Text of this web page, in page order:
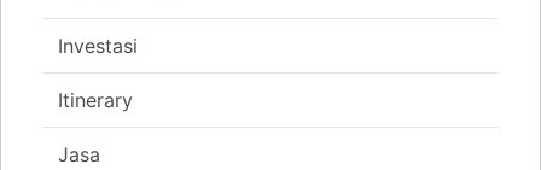
Investasi
Itinerary
Jasa